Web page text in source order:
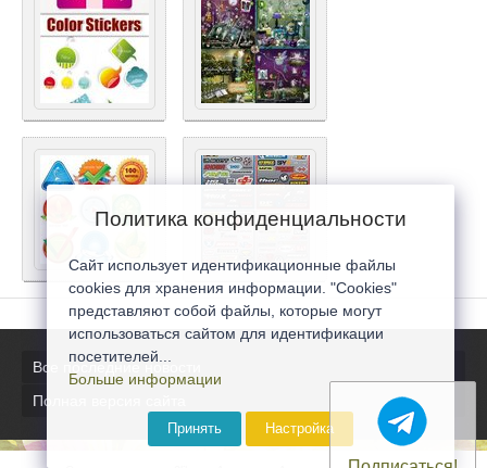
Все последние новости
Полная версия сайта
Политика конфиденциальности
Сайт использует идентификационные файлы
cookies для хранения информации. "Cookies"
представляют собой файлы, которые могут
использоваться сайтом для идентификации
посетителей...
Больше информации
Принять Настройка